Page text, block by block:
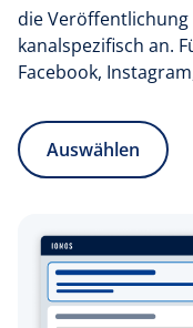
die
kanalspezifisch an.
Facebook,
Auswählen